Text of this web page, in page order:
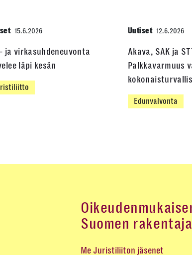
15.6.2026
ja virkasuhdeneuvonta
läpi kesän
Uutiset 12.6.2026
Akava, SAK ja
Palkkavarmuus
Edunvalvonta
Suomen
Me Juristiliiton jäsenet